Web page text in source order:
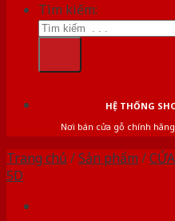
Tìm kiếm:
HỆ THỐNG
Nơi bán cửa gỗ chính
Trang chủ /Sản phẩm /
5D